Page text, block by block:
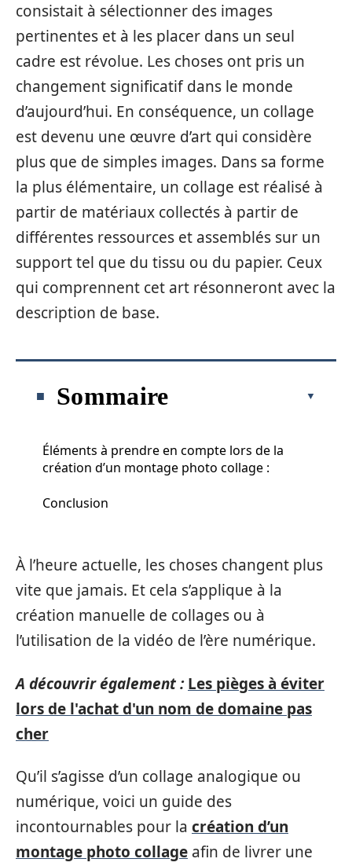
consistait à sélectionner des images
pertinentes et à les placer dans un seul
cadre est révolue. Les choses ont pris un
changement significatif dans le monde
d’aujourd’hui. En conséquence, un collage
est devenu une œuvre d’art qui considère
plus que de simples images. Dans sa forme
la plus élémentaire, un collage est réalisé à
partir de matériaux collectés à partir de
différentes ressources et assemblés sur un
support tel que du tissu ou du papier. Ceux
qui comprennent cet art résonneront avec la
description de base.
Sommaire
Éléments à prendre en compte lors de la
création d’un montage photo collage :
Conclusion
À l’heure actuelle, les choses changent plus
vite que jamais. Et cela s’applique à la
création manuelle de collages ou à
l’utilisation de la vidéo de l’ère numérique.
A découvrir également : Les pièges à éviter
lors de l'achat d'un nom de domaine pas
cher
Qu’il s’agisse d’un collage analogique ou
numérique, voici un guide des
incontournables pour la création d’un
montage photo collage afin de livrer une